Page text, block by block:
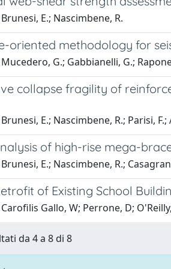
E.; Nascimbene, R.
oriented methodology for
G.; Gabbianelli, G.;
collapse fragility of
E.; Nascimbene, R.; Parisi,
of high-rise mega-
E.; Nascimbene, R.;
of Existing School
Gallo, W; Perrone, D;
da 4 a 8 di 8